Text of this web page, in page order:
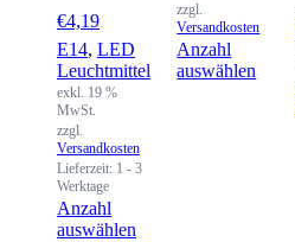
€4,19
E14, LED
Leuchtmittel
exkl. 19 %
MwSt.
zzgl.
Versandkosten
Lieferzeit: 1 - 3
Werktage
Anzahl
auswählen
zzgl.
Versandkosten
Anzahl
auswählen